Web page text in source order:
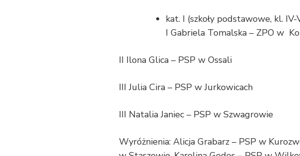
kat. I (szkoły podstawowe, kl. IV-
I Gabriela Tomalska – ZPO w
II Ilona Glica – PSP w Ossali
III Julia Cira – PSP w Jurkowicach
III Natalia Janiec – PSP w Szwagrowie
Wyróżnienia: Alicja Grabarz – PSP w